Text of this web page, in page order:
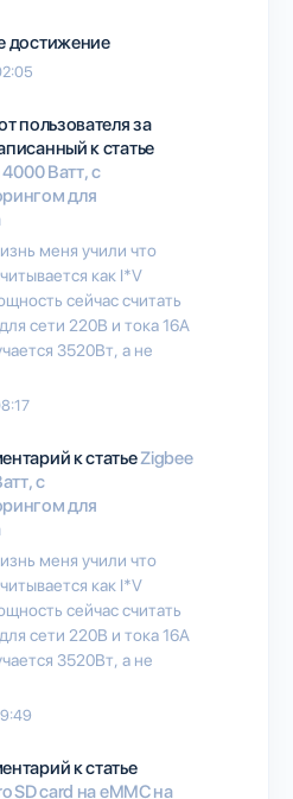
достижение
пользователяза
к статье
Ватт, с
для
меня учили что
как I*V
сейчас считать
сети 220В и тока 16А
3520Вт, а не
к статьеZigbee
с
для
меня учили что
как I*V
сейчас считать
сети 220В и тока 16А
3520Вт, а не
к статье
SD card на eMMC на